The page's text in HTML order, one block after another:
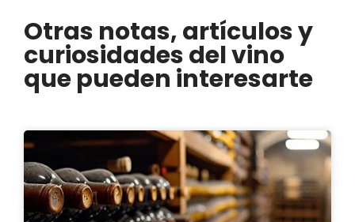
Otras notas, artículos y
curiosidades del vino
que pueden interesarte